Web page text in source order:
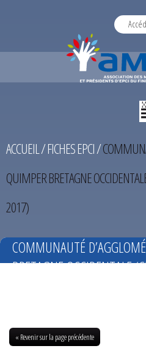
ACCUEIL/FICHES EPCI/
QUIMPER BRETAGNE
2017)
COMMUNAUTÉ
BRETAGNE OCCIDENTALE
« Revenir sur la page précédente